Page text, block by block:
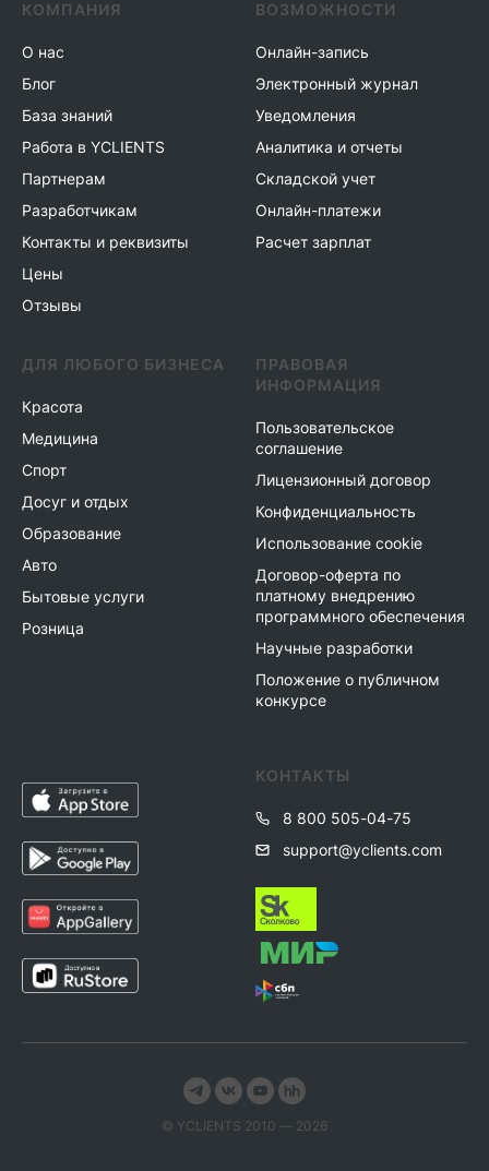
КОНТАКТЫ
8 800 505-04-75
support@yclients.com
КОМПАНИЯ
О нас
Блог
База знаний
Работа в YCLIENTS
Партнерам
Разработчикам
Контакты и реквизиты
Цены
Отзывы
ВОЗМОЖНОСТИ
Онлайн-запись
Электронный журнал
Уведомления
Аналитика и отчеты
Складской учет
Онлайн-платежи
Расчет зарплат
ДЛЯ ЛЮБОГО БИЗНЕСА
Красота
Медицина
Спорт
Досуг и отдых
Образование
Авто
Бытовые услуги
Розница
ПРАВОВАЯ
ИНФОРМАЦИЯ
Пользовательское
соглашение
Лицензионный договор
Конфиденциальность
Использование cookie
Договор-оферта по
платному внедрению
программного обеспечения
Научные разработки
Положение о публичном
конкурсе
© YСLIENTS 2010 — 2026